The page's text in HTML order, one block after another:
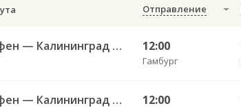
Отправление
904 Бремерхафен — Калининград АВ 12:00
Гамбург
904 Бремерхафен — Калининград АВ 12:00